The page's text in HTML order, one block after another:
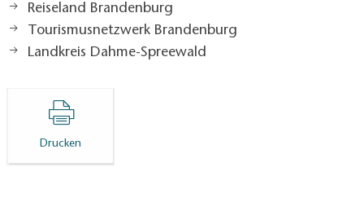
Reiseland Brandenburg
Tourismusnetzwerk Brandenburg
Landkreis Dahme-Spreewald
Drucken